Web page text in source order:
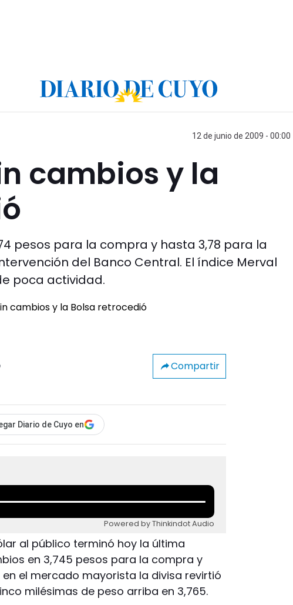
12 de junio de 2009 - 00:00
cambios y la
pesos para la compra y hasta 3,78 para la
del Banco Central. El índice Merval
poca actividad.
Compartir
Diario de Cuyo en
Powered by Thinkindot Audio
al público terminó hoy la última
en 3,745 pesos para la compra y
el mercado mayorista la divisa revirtió
milésimas de peso arriba en 3,765.